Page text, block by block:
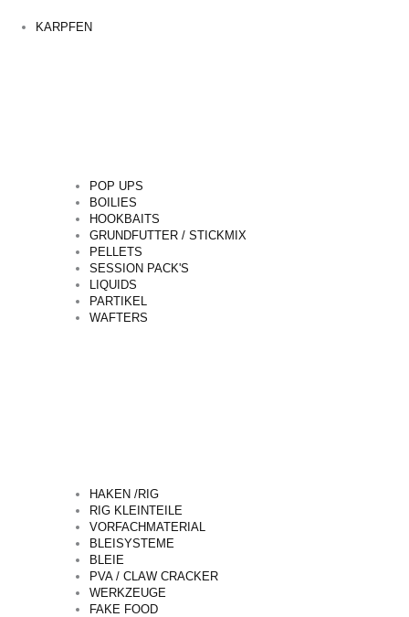
KARPFEN
POP UPS
BOILIES
HOOKBAITS
GRUNDFUTTER / STICKMIX
PELLETS
SESSION PACK'S
LIQUIDS
PARTIKEL
WAFTERS
HAKEN /RIG
RIG KLEINTEILE
VORFACHMATERIAL
BLEISYSTEME
BLEIE
PVA / CLAW CRACKER
WERKZEUGE
FAKE FOOD